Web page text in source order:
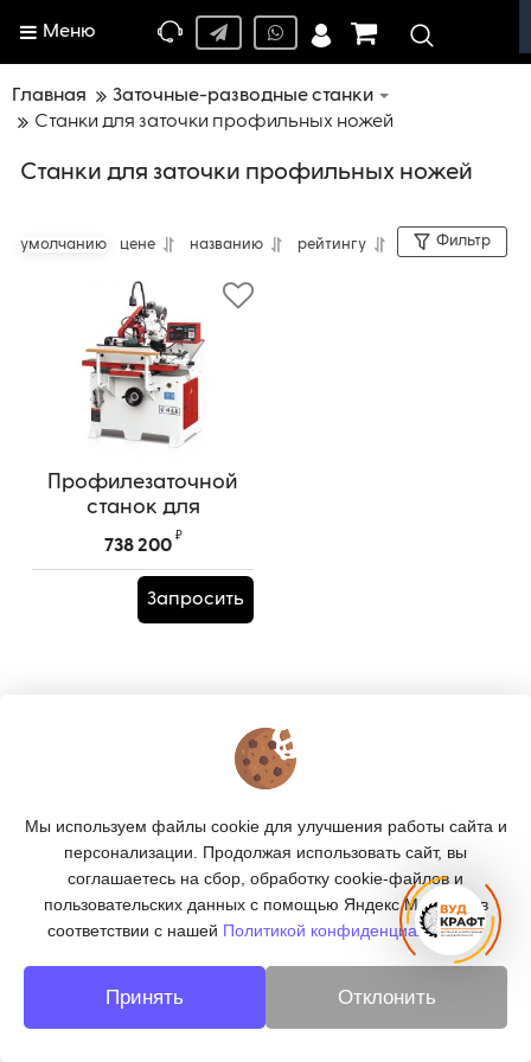
Меню
Главная
Заточные-разводные станки
Станки для заточки профильных ножей
Станки для заточки профильных ножей
умолчанию цене названию рейтингу Фильтр
Профилезаточной
станок для
профилирования и
заточки ножей
WEIZHIHAO Модель
CH-330 MAX (MF223C)
738 200
₽
Запросить
КАТАЛОГ
ПОДПИСКА
© 2026 «ВУДКРАФТ» - деревообработка в Москве
Мы используем файлы cookie для улучшения работы сайта и
персонализации. Продолжая использовать сайт, вы
соглашаетесь на сбор, обработку cookie-файлов и
пользовательских данных с помощью Яндекс.Метрика, в
соответствии с нашей Политикой конфиденциальности.
Принять Отклонить